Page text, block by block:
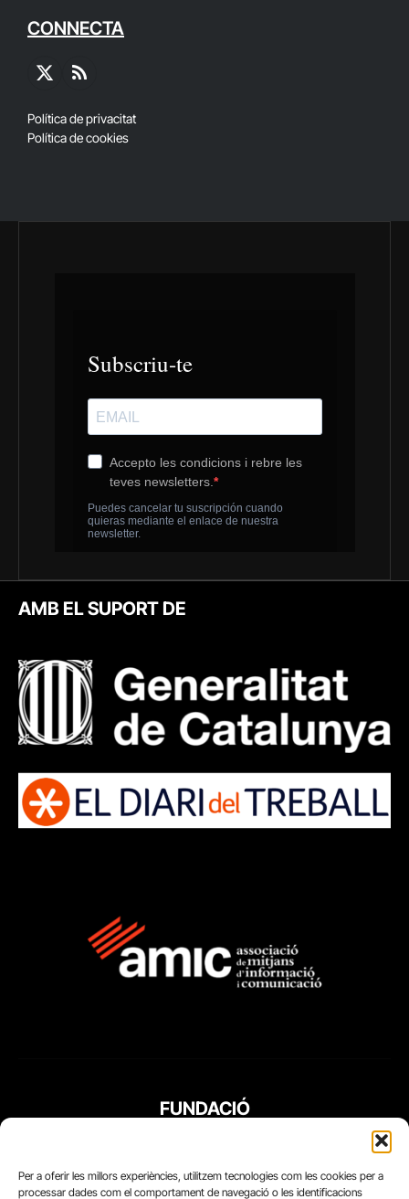
Per a oferir les millors experiències, utilitzem tecnologies com les cookies per a
processar dades com el comportament de navegació o les identificacions
CONNECTA
X
RSS
Política de privacitat
Política de cookies
AMB EL SUPORT DE
FUNDACIÓ